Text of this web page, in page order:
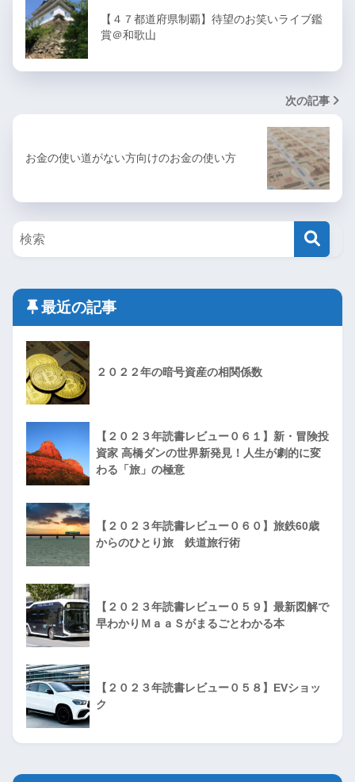
【４７都道府県制覇】待望のお笑いライブ鑑
賞＠和歌山
次の記事
お金の使い道がない方向けのお金の使い方
最近の記事
２０２２年の暗号資産の相関係数
【２０２３年読書レビュー０６１】新・冒険投
資家 高橋ダンの世界新発見！人生が劇的に変
わる「旅」の極意
【２０２３年読書レビュー０６０】旅鉄60歳
からのひとり旅 鉄道旅行術
【２０２３年読書レビュー０５９】最新図解で
早わかりＭａａＳがまるごとわかる本
【２０２３年読書レビュー０５８】EVショッ
ク